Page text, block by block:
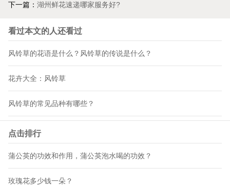
下一篇： 湖州鲜花速递哪家服务好?
看过本文的人还看过
风铃草的花语是什么？风铃草的传说是什么？
花卉大全：风铃草
风铃草的常见品种有哪些？
点击排行
蒲公英的功效和作用，蒲公英泡水喝的功效？
玫瑰花多少钱一朵？